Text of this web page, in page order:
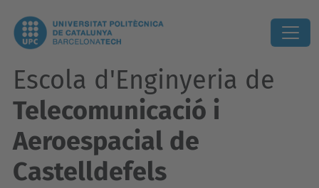
Escola d'Enginyeria de
Telecomunicació i
Aeroespacial de
Castelldefels